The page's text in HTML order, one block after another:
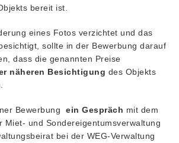
bereit ist.
eines Fotos verzichtet und das
sollte in der Bewerbung darauf
dass die genannten Preise
näheren Besichtigung des Objekts
Bewerbung ein Gespräch mit dem
Miet- und Sondereigentumsverwaltung
bei der WEG-Verwaltung